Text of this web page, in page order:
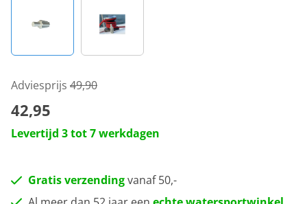
Adviesprijs 49,90
42,95
Levertijd 3 tot 7 werkdagen
Gratis verzendingvanaf 50,-